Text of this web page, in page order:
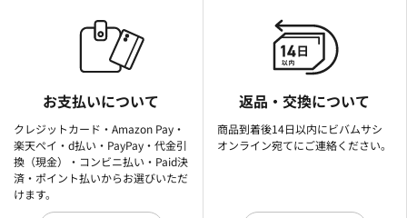
お支払いについて
クレジットカード・Amazon Pay・
楽天ぺイ・d払い・PayPay・代金引
換（現金）・コンビニ払い・Paid決
済・ポイント払いからお選びいただ
けます。
返品・交換について
商品到着後14日以内にビバムサシ
オンライン宛てにご連絡ください。